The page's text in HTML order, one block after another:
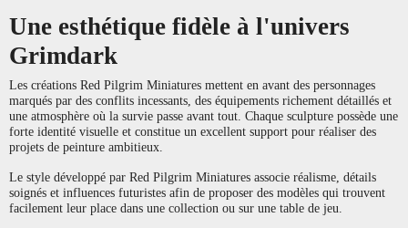
Une esthétique fidèle à l'univers
Grimdark
Les créations Red Pilgrim Miniatures mettent en avant des personnages
marqués par des conflits incessants, des équipements richement détaillés et
une atmosphère où la survie passe avant tout. Chaque sculpture possède une
forte identité visuelle et constitue un excellent support pour réaliser des
projets de peinture ambitieux.
Le style développé par Red Pilgrim Miniatures associe réalisme, détails
soignés et influences futuristes afin de proposer des modèles qui trouvent
facilement leur place dans une collection ou sur une table de jeu.